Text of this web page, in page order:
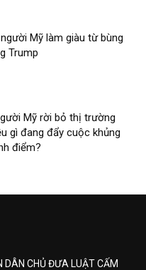
Mỹ làm giàu từ bùng
Trump
Mỹ rời bỏ thị trường
gì đang đẩy cuộc khủng
điểm?
DÂN CHỦ ĐƯA LUẬT CẤM